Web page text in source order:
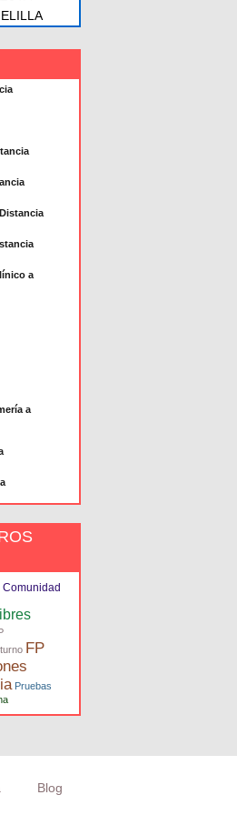
a
a
FP
Pruebas
Blog